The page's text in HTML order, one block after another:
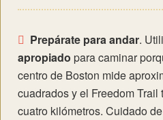
Prepárate para andar.
apropiado para caminar
centro de Boston mide
cuadrados y el Freedom
cuatro kilómetros. Cuidado